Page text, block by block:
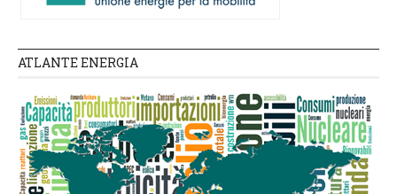
ATLANTE ENERGIA